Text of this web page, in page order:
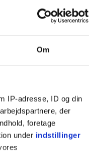
Om
IP-adresse, ID og din
der
foretage
under indstillinger